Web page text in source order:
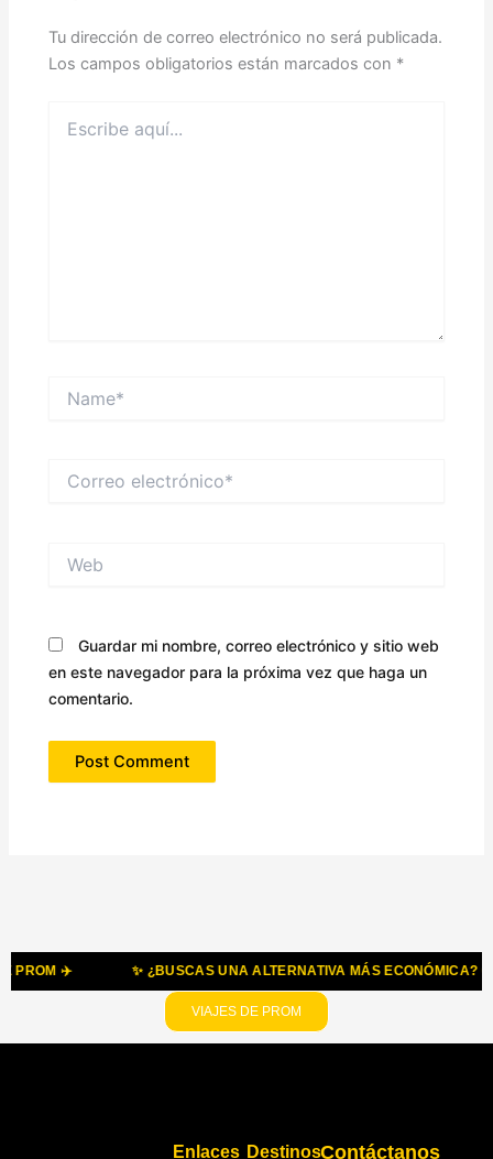
Tu dirección de correo electrónico no será publicada.
Los campos obligatorios están marcados con *
aquí...
electrónico*
Guardar mi nombre, correo electrónico y sitio web
en este navegador para la próxima vez que haga un
comentario.
✈️ ✨ ¿BUSCAS UNA ALTERNATIVA MÁS ECONÓMICA?
VIAJES DE PROM
Destinos
Enlaces
Contáctanos